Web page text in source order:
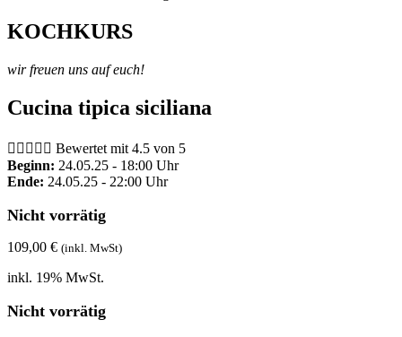
KOCHKURS
wir freuen uns auf euch!
Cucina tipica siciliana
     Bewertet mit 4.5 von 5
Beginn: 24.05.25 - 18:00 Uhr
Ende: 24.05.25 - 22:00 Uhr
Nicht vorrätig
109,00 € (inkl. MwSt)
inkl. 19% MwSt.
Nicht vorrätig